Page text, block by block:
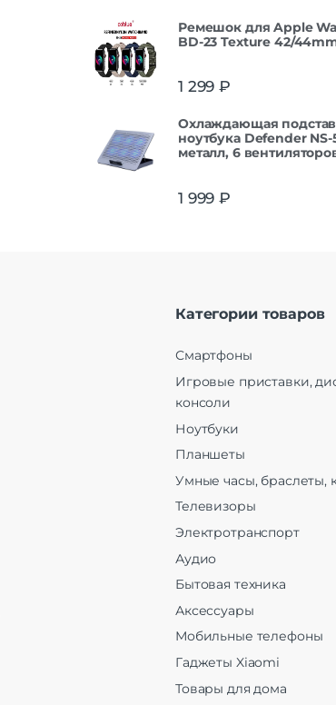
Ремешок для Apple
BD-23 Texture 42/
1 299 ₽
Охлаждающая
ноутбука Defender NS-
металл, 6
1 999 ₽
Категории товаров
Смартфоны
Игровые приставки,
консоли
Ноутбуки
Планшеты
Умные часы, браслеты,
Телевизоры
Электротранспорт
Аудио
Бытовая техника
Аксессуары
Мобильные телефоны
Гаджеты Xiaomi
Товары для дома